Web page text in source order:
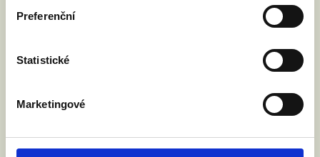
Preferenční
Statistické
Marketingové